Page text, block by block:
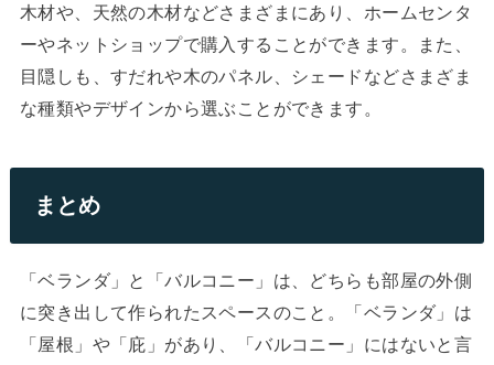
木材や、天然の木材などさまざまにあり、ホームセンタ
ーやネットショップで購入することができます。また、
目隠しも、すだれや木のパネル、シェードなどさまざま
な種類やデザインから選ぶことができます。
まとめ
「ベランダ」と「バルコニー」は、どちらも部屋の外側
に突き出して作られたスペースのこと。「ベランダ」は
「屋根」や「庇」があり、「バルコニー」にはないと言